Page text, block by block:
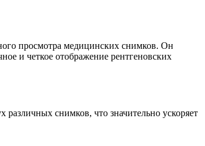
просмотра медицинских снимков. Он
и четкое отображение рентгеновских
снимков, что значительно ускоряет